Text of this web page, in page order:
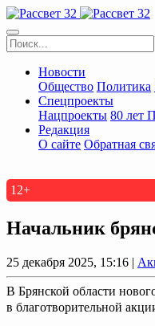
Новости
Общество Политика
Спецпроекты
Нацпроекты 80 лет
Редакция
О сайте Обратная
12+
Начальник
25 декабря 2025, 15:16 |
В Брянской области
в благотворительной